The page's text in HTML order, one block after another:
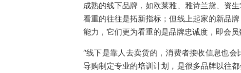
成熟的线下品牌，如欧莱雅、雅诗兰黛、资
看重的往往是拓新指标；但线上起家的新品
能力，它们更为看重的是品牌忠诚度，即会员
“线下是靠人去卖货的，消费者接收信息也
导购制定专业的培训计划，是很多品牌以往